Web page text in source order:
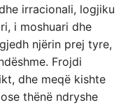
irracionali, logjiku
i moshuari dhe
njërin prej tyre,
Frojdi
dhe meqë kishte
thënë ndryshe